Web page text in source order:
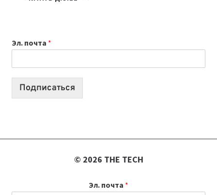
2026:
10
Эл. почта *
Подписаться
© 2026 THE TECH
Эл. почта *